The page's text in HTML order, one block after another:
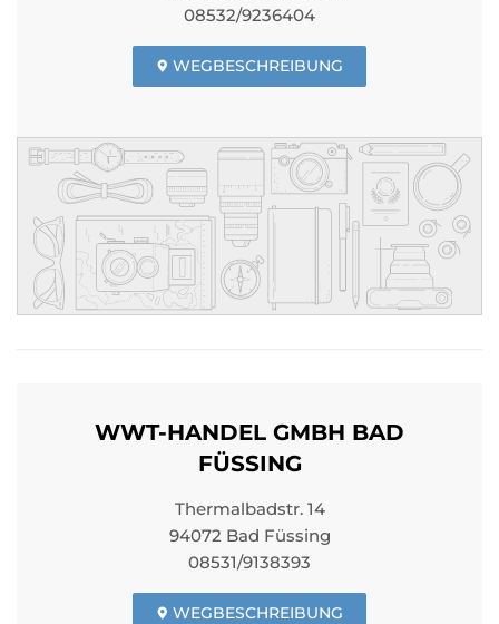
08532/9236404
WEGBESCHREIBUNG
WWT-HANDEL GMBH BAD
FÜSSING
Thermalbadstr. 14
94072 Bad Füssing
08531/9138393
WEGBESCHREIBUNG